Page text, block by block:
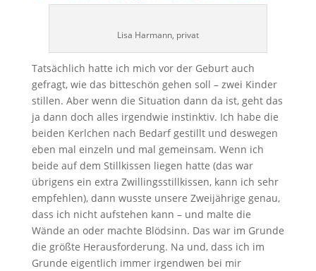
Lisa Harmann, privat
Tatsächlich hatte ich mich vor der Geburt auch
gefragt, wie das bitteschön gehen soll – zwei Kinder
stillen. Aber wenn die Situation dann da ist, geht das
ja dann doch alles irgendwie instinktiv. Ich habe die
beiden Kerlchen nach Bedarf gestillt und deswegen
eben mal einzeln und mal gemeinsam. Wenn ich
beide auf dem Stillkissen liegen hatte (das war
übrigens ein extra Zwillingsstillkissen, kann ich sehr
empfehlen), dann wusste unsere Zweijährige genau,
dass ich nicht aufstehen kann – und malte die
Wände an oder machte Blödsinn. Das war im Grunde
die größte Herausforderung. Na und, dass ich im
Grunde eigentlich immer irgendwen bei mir